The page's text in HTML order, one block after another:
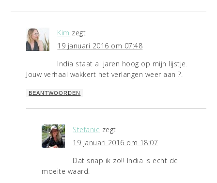
Kim zegt
19 januari 2016 om 07:48
India staat al jaren hoog op mijn lijstje.
Jouw verhaal wakkert het verlangen weer aan ?.
BEANTWOORDEN
Stefanie zegt
19 januari 2016 om 18:07
Dat snap ik zo!! India is echt de
moeite waard.